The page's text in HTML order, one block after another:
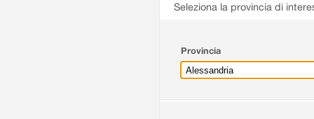
Seleziona la provincia di
Provincia